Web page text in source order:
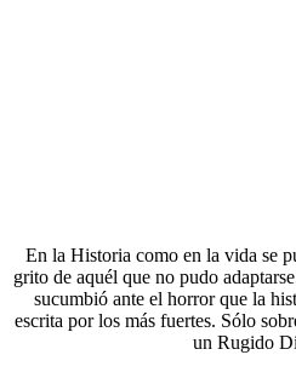
En la Historia como en la vida se
grito de aquél que no pudo
sucumbió ante el horror que la
escrita por los más fuertes. Sólo
un Rugido